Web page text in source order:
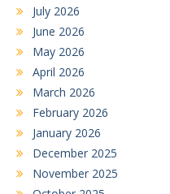
July 2026
June 2026
May 2026
April 2026
March 2026
February 2026
January 2026
December 2025
November 2025